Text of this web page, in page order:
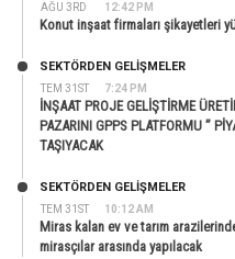
AĞU 3RD 12:42 PM
Konut inşaat firmaları şikayetleri
TEM 31ST 7:24 PM
SEKTÖRDEN GELIŞMELER
İNŞAAT PROJE GELİŞTİRME
PAZARINI GPPS PLATFORMU ”
TAŞIYACAK
TEM 31ST 10:12 AM
SEKTÖRDEN GELIŞMELER
Miras kalan ev ve tarım
mirasçılar arasında yapılacak